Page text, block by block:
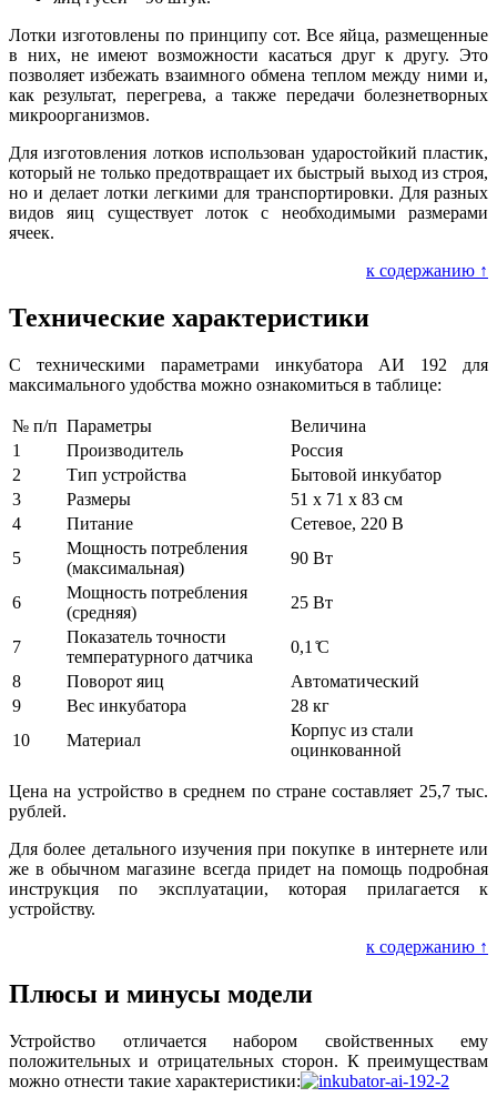
Лотки изготовлены по принципу сот. Все яйца, размещенные
в них, не имеют возможности касаться друг к другу. Это
позволяет избежать взаимного обмена теплом между ними и,
как результат, перегрева, а также передачи болезнетворных
микроорганизмов.
Для изготовления лотков использован ударостойкий пластик,
который не только предотвращает их быстрый выход из строя,
но и делает лотки легкими для транспортировки. Для разных
видов яиц существует лоток с необходимыми размерами
ячеек.
к содержанию ↑
Технические характеристики
С техническими параметрами инкубатора АИ 192 для
максимального удобства можно ознакомиться в таблице:
№ п/п Параметры
Величина
1
Производитель
Россия
2
Тип устройства
Бытовой инкубатор
3
Размеры
51 х 71 х 83 см
4
Питание
Сетевое, 220 В
5
Мощность потребления
(максимальная)
90 Вт
6
Мощность потребления
(средняя)
25 Вт
7
Показатель точности
температурного датчика
0,1 ̊С
8
Поворот яиц
Автоматический
9
Вес инкубатора
28 кг
10
Материал
Корпус из стали
оцинкованной
Цена на устройство в среднем по стране составляет 25,7 тыс.
рублей.
Для более детального изучения при покупке в интернете или
же в обычном магазине всегда придет на помощь подробная
инструкция по эксплуатации, которая прилагается к
устройству.
к содержанию ↑
Плюсы и минусы модели
Устройство отличается набором свойственных ему
положительных и отрицательных сторон. К преимуществам
можно отнести такие характеристики: